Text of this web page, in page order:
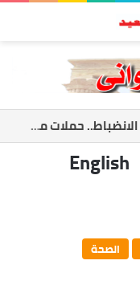
مدير مرور أسوان الجديد يفتح ملف الانضباط.. حملات مكثفة لضبط الشارع ومواجهة المخالفات
English
الصحة